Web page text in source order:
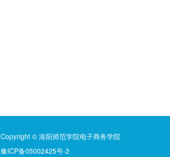
Copyright © 洛阳师范学院电子商务学院
豫ICP备05002425号-2